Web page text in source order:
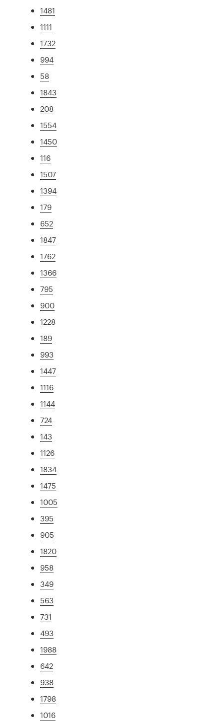
1481
1111
1732
994
58
1843
208
1554
1450
116
1507
1394
179
652
1847
1762
1366
795
900
1228
189
993
1447
1116
1144
724
143
1126
1834
1475
1005
395
905
1820
958
349
563
731
493
1988
642
938
1798
1016